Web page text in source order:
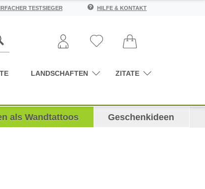
TESTSIEGER HILFE & KONTAKT
LANDSCHAFTEN ZITATE
als Wandtattoos Geschenkideen